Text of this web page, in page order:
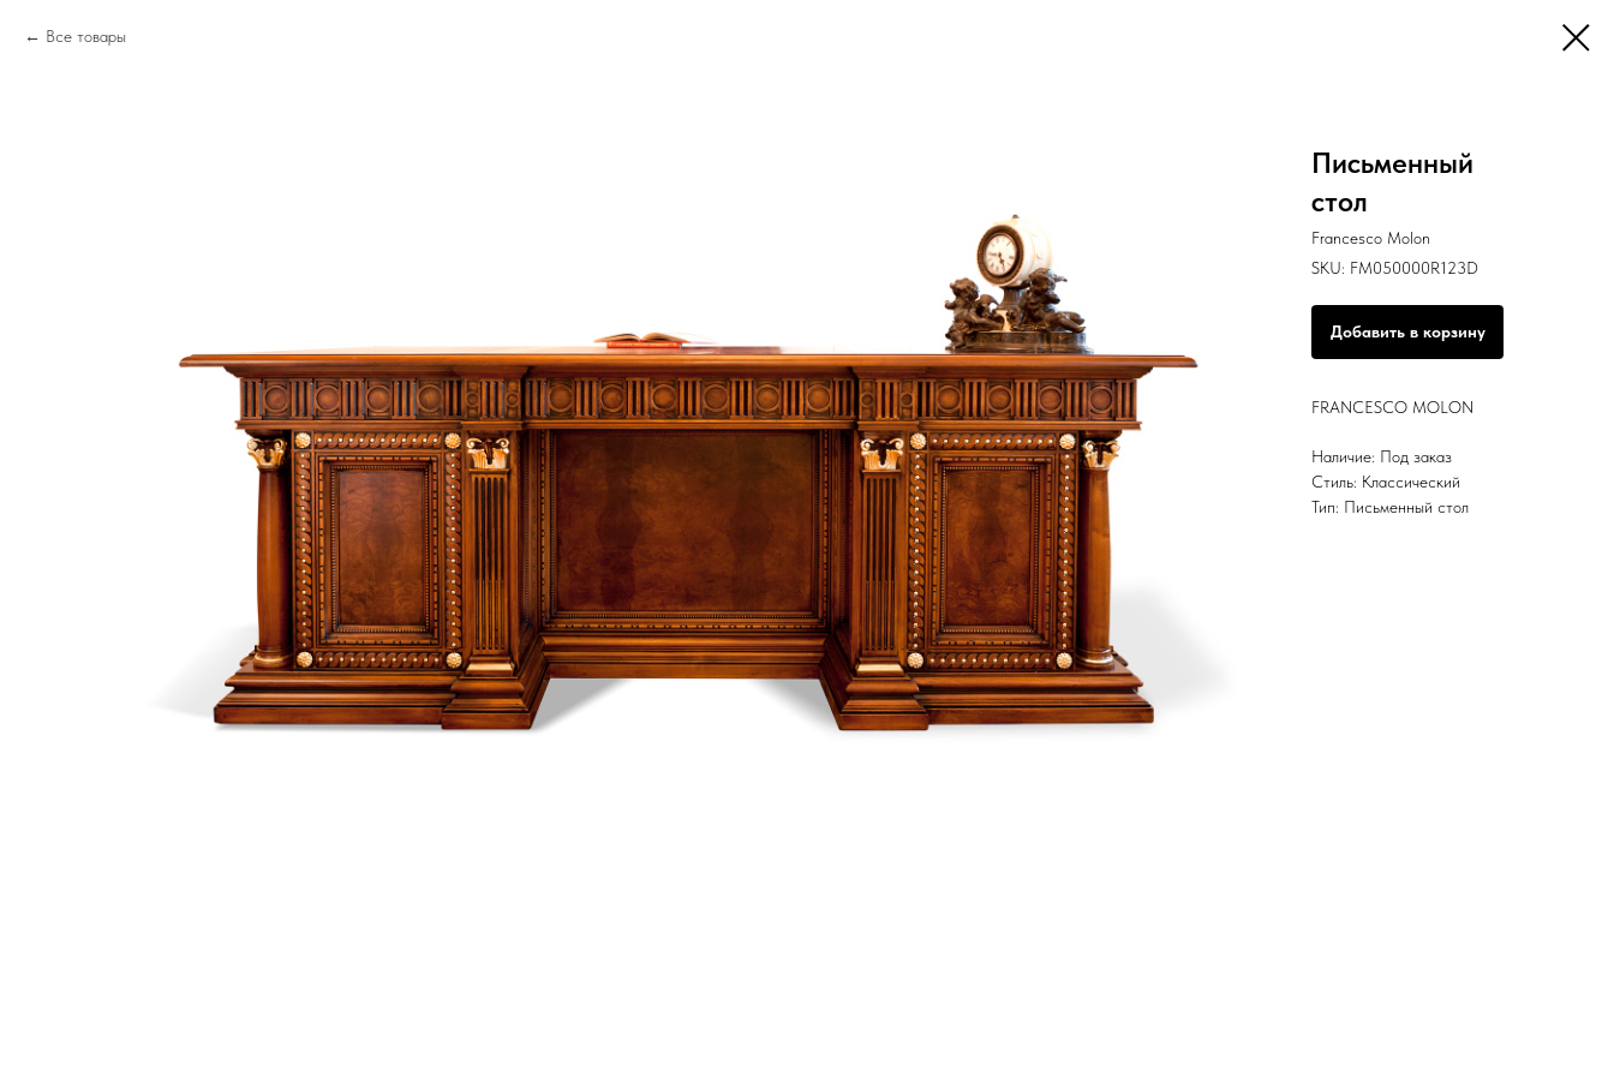
Все товары
Письменный
стол
Francesco Molon
SKU: FM050000R123D
Добавить в корзину
FRANCESCO MOLON
Наличие: Под заказ
Стиль: Классический
Тип: Письменный стол